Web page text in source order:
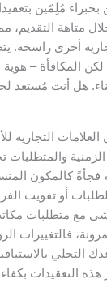
مُلِمّين
متاهة التقديم،
أخرى راسخة.
المكافأة – هوية
هل أنت مُستعد
التجارية
والمتطلبات
فجأةً كالمكون
أو تفويت
مع متطلبات
فالتغييرات
التحلي
التعقيدات